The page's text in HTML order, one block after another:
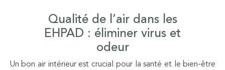
Qualité de l’air dans les
EHPAD : éliminer virus et
odeur
Un bon air intérieur est crucial pour la santé et le bien-être